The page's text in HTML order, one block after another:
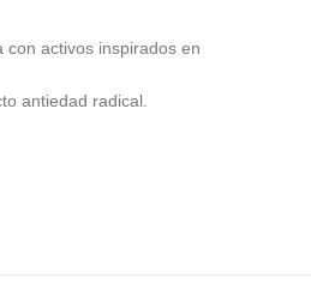
activos inspirados en
antiedad radical.